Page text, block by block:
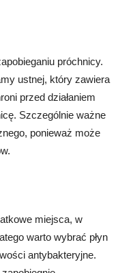
próchnicy.
ustnej, który zawiera
przed działaniem
Szczególnie ważne
ponieważ może
miejsca, w
warto wybrać płyn
antybakteryjne.